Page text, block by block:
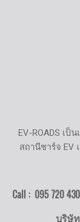
EV-ROADS เ
สถานีชาร์จ EV
Call : 095 720
บริษัท